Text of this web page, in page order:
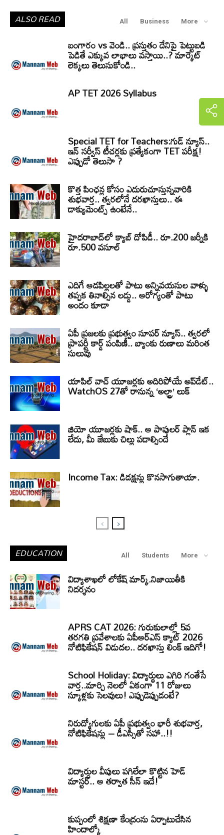
ALSO READ All Business More
బంగారం vs వెండి.. ప్రస్తుతం దేనిపై పెట్టుబడి
పెడితే ఎక్కువ లాభాలు వస్తాయి..? మార్కెట్
లెక్కలు తెలుసుకోండి..
AP TET 2026 Syllabus
Special TET for Teachers:గుడ్ న్యూస్..
ఇన్ సర్వీస్ టీచర్లకు ప్రత్యేకంగా TET పరీక్ష!
ఎప్పుడో తెలుసా ?
కొత్త పింఛన్ల కోసం ఎదురుచూస్తున్నవారికి
శుభవార్త.. త్వరలోనే దరఖాస్తులు.. ఈ
డాక్యుమెంట్స్ ఉంటేనే..
హైదరాబాద్‌లో క్యాబ్‌ దోపిడీ.. రూ.200 జర్నీకి
రూ.500 వసూల్
ఎదిగే ఆడపిల్లలతో పాటు అన్నివయసుల వాళ్ళు
తప్పక తినాల్సిన లడ్డు.. ఆరోగ్యంతో పాటు
అందం కూడా
ఏపీ ప్రజలకు ప్రభుత్వం సూపర్ న్యూస్.. త్వరలో
ప్రాపర్టీ కార్డ్ పంపిణీ.. బ్యాంకు రుణాలు మరింత
సులువు
యాపిల్ వాచ్ యూజర్లకు అదిరిపోయే అప్‌డేట్..
WatchOS 27తో రానున్న ‘అల్ట్రా’ లుక్
జియో యూజర్లకు షాక్.. ఆ పాపులర్ ప్లాన్ ఇక
లేదు, మీ జేబుకు చిల్లు పడాల్సిందే
Income Tax: డిడక్షన్లు కొనసాగుతాయా.
EDUCATION All Students More
విద్యాశాఖలో లోకేష్ మార్క్.నిజాయితీకి
నిదర్శనం
APRS CAT 2026: గురుకులాల్లో 5వ
తరగతి ప్రవేశాలకు ఏపీఆర్‌ఎస్‌ క్యాట్‌ 2026
నోటిఫికేషన్‌ విడుదల.. దరఖాస్తు లింక్‌ ఇదిగో!
School Holiday: విద్యార్థులు ఎగిరి గంతేసే
వార్త..మార్చి నెలలో ఏకంగా 11 రోజులు
స్కూళ్లకు సెలవులు! ఎప్పుడెప్పుడంటే?
నిరుద్యోగులకు ఏపీ ప్రభుత్వం భారీ శుభవార్త,
నోటిఫికేషన్లు – డీఎస్సీతో సహా..!!
విద్యార్ధుల వీపులు పగిలేలా కొట్టిన హెడ్
మాస్టర్.. ఆ తర్వాత సీన్‌ ఇదే!
కుప్పంలో శిక్షణా కేంద్రంను ఏర్పాటుచేసిన
హిందాల్కో